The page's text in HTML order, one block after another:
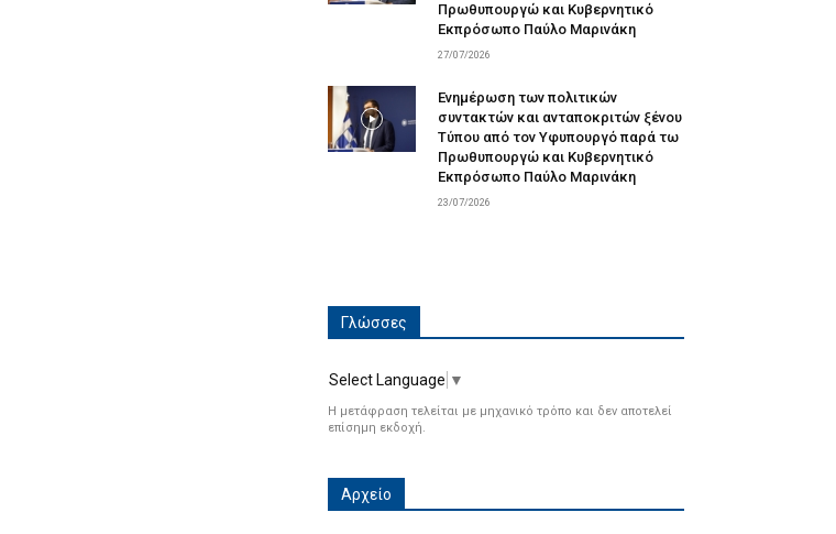
Πρωθυπουργώ και Κυβερνητικό
Εκπρόσωπο Παύλο Μαρινάκη
27/07/2026
Ενημέρωση των πολιτικών
συντακτών και ανταποκριτών ξένου
Τύπου από τον Υφυπουργό παρά τω
Πρωθυπουργώ και Κυβερνητικό
Εκπρόσωπο Παύλο Μαρινάκη
23/07/2026
Γλώσσες
Select Language ▼
Η μετάφραση τελείται με μηχανικό τρόπο και δεν αποτελεί
επίσημη εκδοχή.
Αρχείο